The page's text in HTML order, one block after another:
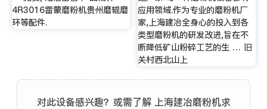
4R3016雷蒙磨粉机贵州磨辊磨
环等配件.
应用领域.作为专业的磨粉机厂
家,上海建冶全身心的投入到各
类型磨粉机的研发改进,旨在不
断降低矿山粉碎工艺的生 … 旧
关村西北山上
对此设备感兴趣？或需了解 上海建冶磨粉机求